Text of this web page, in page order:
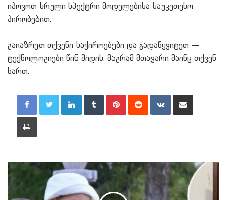
იპოვოთ სრული სპექტრი მოდელებისა საუკეთესო
პირობებით.
გაიაზრეთ თქვენი საჭიროებები და გადაწყვიტეთ —
ტექნოლოგიები წინ მიდის, მაგრამ მთავარი მაინც თქვენ
ხართ.
LinkedInTumblr PinterestReddit VKontakteShare via Email
Print